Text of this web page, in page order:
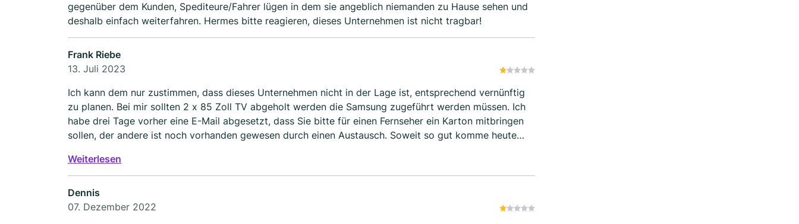
gegenüber dem Kunden, Spediteure/Fahrer lügen in dem sie angeblich niemanden zu Hause sehen und
deshalb einfach weiterfahren. Hermes bitte reagieren, dieses Unternehmen ist nicht tragbar!
Frank Riebe
13. Juli 2023
Ich kann dem nur zustimmen, dass dieses Unternehmen nicht in der Lage ist, entsprechend vernünftig
zu planen. Bei mir sollten 2 x 85 Zoll TV abgeholt werden die Samsung zugeführt werden müssen. Ich
habe drei Tage vorher eine E-Mail abgesetzt, dass Sie bitte für einen Fernseher ein Karton mitbringen
sollen, der andere ist noch vorhanden gewesen durch einen Austausch. Soweit so gut komme heute
Fernseher somit nicht mehr in den Wagen reinbekommen und der Termin abgesagt wird.
Weiterlesen
Dennis
07. Dezember 2022